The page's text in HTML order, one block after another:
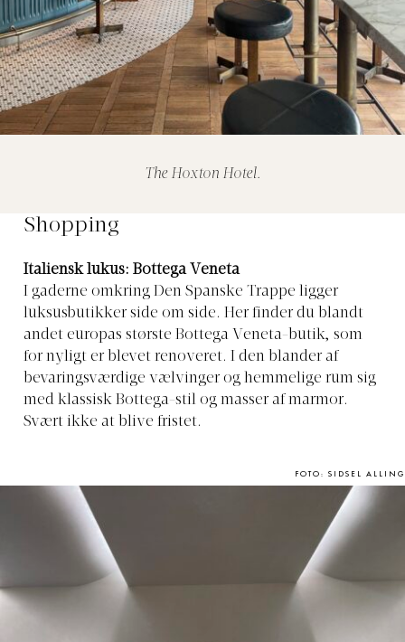
The Hoxton Hotel.
Shopping
Italiensk lukus: Bottega Veneta
I gaderne omkring Den Spanske Trappe ligger
luksusbutikker side om side. Her finder du blandt
andet europas største Bottega Veneta-butik, som
for nyligt er blevet renoveret. I den blander af
bevaringsværdige vælvinger og hemmelige rum sig
med klassisk Bottega-stil og masser af marmor.
Svært ikke at blive fristet.
FOTO: SIDSEL ALLING